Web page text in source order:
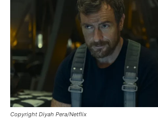
Copyright Diyah Pera/Netflix